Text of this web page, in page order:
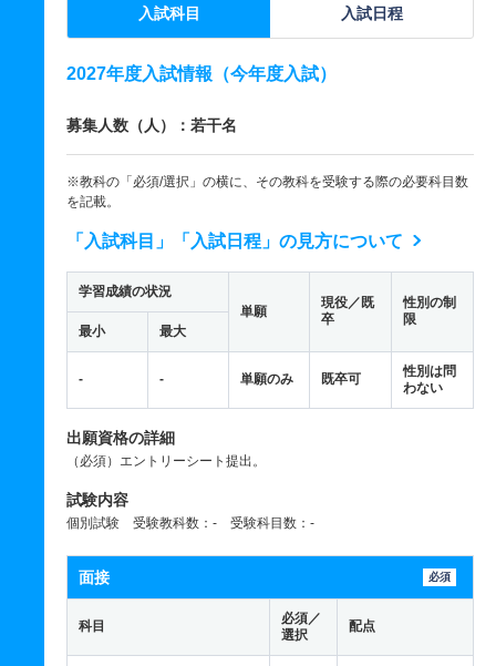
入試科目 入試日程
2027年度入試情報（今年度入試）
募集人数（人）：若干名
※教科の「必須/選択」の横に、その教科を受験する際の必要科目数
を記載。
「入試科目」「入試日程」の見方について
学習成績の状況
単願
現役／既
卒
性別の制
限
最小 最大
- - 単願のみ 既卒可
性別は問
わない
出願資格の詳細
（必須）エントリーシート提出。
試験内容
個別試験 受験教科数：- 受験科目数：-
面接 必須
科目
必須／
選択
配点